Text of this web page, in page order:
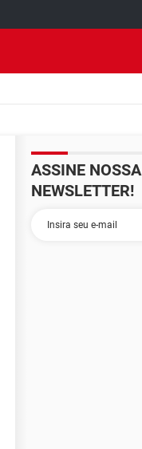
ASSINE NOSSA
NEWSLETTER!